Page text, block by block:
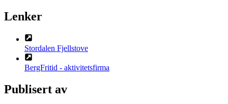
Lenker
Stordalen Fjellstove
BergFritid - aktivitetsfirma
Publisert av